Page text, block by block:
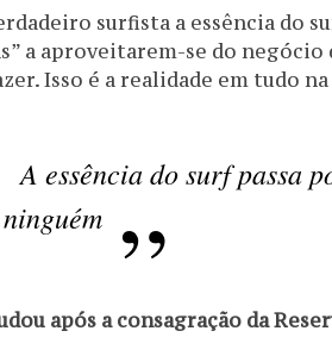
surfista a essência do
a aproveitarem-se do
Isso é a realidade em tudo
A essência do surf passa
após a consagração da